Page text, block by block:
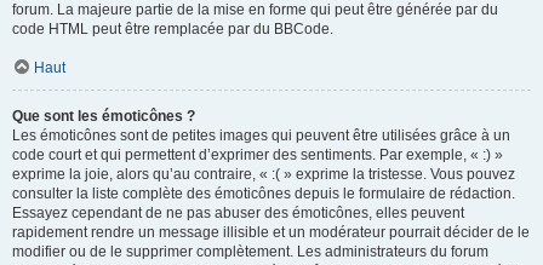
forum. La majeure partie de la mise en forme qui peut être générée par du
code HTML peut être remplacée par du BBCode.
Haut
Que sont les émoticônes ?
Les émoticônes sont de petites images qui peuvent être utilisées grâce à un
code court et qui permettent d’exprimer des sentiments. Par exemple, « :) »
exprime la joie, alors qu’au contraire, « :( » exprime la tristesse. Vous pouvez
consulter la liste complète des émoticônes depuis le formulaire de rédaction.
Essayez cependant de ne pas abuser des émoticônes, elles peuvent
rapidement rendre un message illisible et un modérateur pourrait décider de le
modifier ou de le supprimer complètement. Les administrateurs du forum